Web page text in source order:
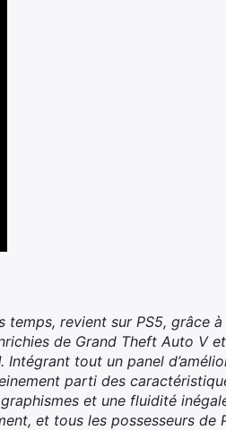
revient sur PS5, grâce à
de Grand Theft Auto V
tout un panel
parti des
et une fluidité
et tous les possesseurs de